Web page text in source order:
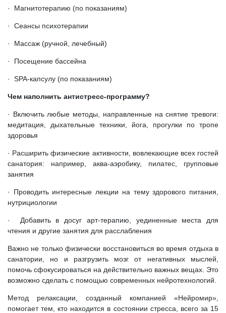
· Магнитотерапию (по показаниям)
· Сеансы психотерапии
· Массаж (ручной, лечебный)
· Посещение бассейна
· SPA-капсулу (по показаниям)
Чем наполнить антистресс-программу?
· Включить любые методы, направленные на снятие тревоги:
медитация, дыхательные техники, йога, прогулки по тропе
здоровья
· Расширить физические активности, вовлекающие всех гостей
санатория: например, аква-аэробику, пилатес, групповые
занятия
· Проводить интересные лекции на тему здорового питания,
нутрициологии
· Добавить в досуг арт-терапию, уединенные места для
чтения и другие занятия для расслабления
Важно не только физически восстановиться во время отдыха в
санатории, но и разгрузить мозг от негативных мыслей,
помочь сфокусироваться на действительно важных вещах. Это
возможно сделать с помощью современных нейротехнологий.
Метод релаксации, созданный компанией «Нейромир»,
помогает тем, кто находится в состоянии стресса, всего за 15